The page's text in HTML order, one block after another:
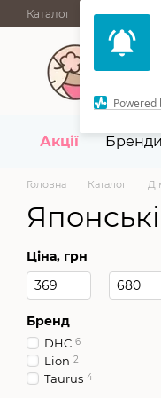
Powered
Перейти до
Каталог АКЦІЇ
Термін придатності
Акції Бренди
Головна Каталог
Ціна, грн
Від Ціна, грн
До Ціна, грн
Бренд
DHC 6
Lion 2
Taurus 4